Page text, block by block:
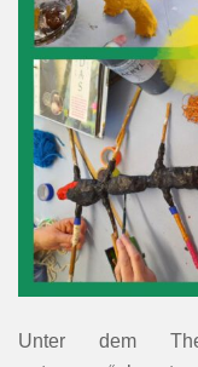
Unter dem